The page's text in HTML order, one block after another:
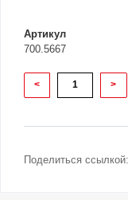
Артикул
700.5667
< >
Поделиться ссылкой: